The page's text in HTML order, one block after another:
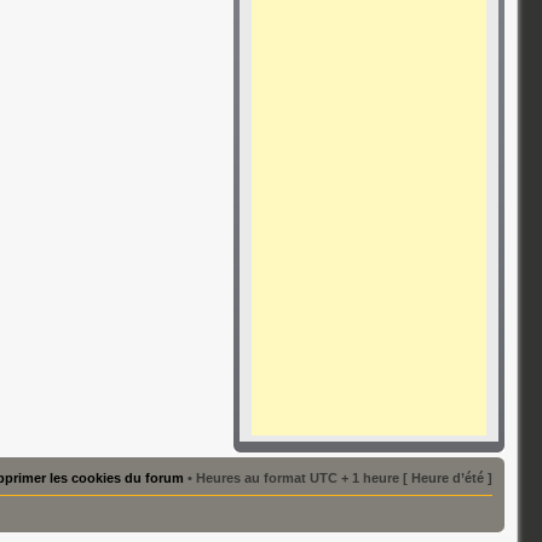
les cookies du forum • Heures au format UTC + 1 heure [ Heure d’été ]